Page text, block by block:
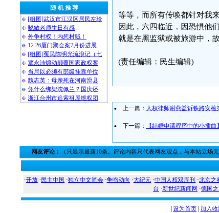
随 机 推 荐
[组图]武汉市江汉区居民左珍
晓敏老师生日有感
外争村权！内惩村贼！
12.26厦门聚会案7月份进展
[组图]冤民陈明光流浪记（七
覃永沛煽动颠覆国家政权案
当局以必须有部级挂靠单位
魏志英：母亲死在河南滑县
凭什么绑架沈佩兰？国庆还
浙江台州市追索祖屋维权团
等等，而所有传唤都针对我
因此，六四临近，因恐惧他
就是在黑监狱或被旅游中，
(责任编辑：民生编辑)
上一篇： 人权律师谢燕益诉铁路安
下一篇： 【结婚申请程序中的小插曲
网友评论： （只显示最新10条。评论内容只代表网友观点，与本站立场
·开放 · 民主中国 ·独立中文笔会 ·争鸣动向 ·大纪元 ·中国人权双周刊 ·北京之
台 ·新世纪新闻网 ·德国
设为首页 加入